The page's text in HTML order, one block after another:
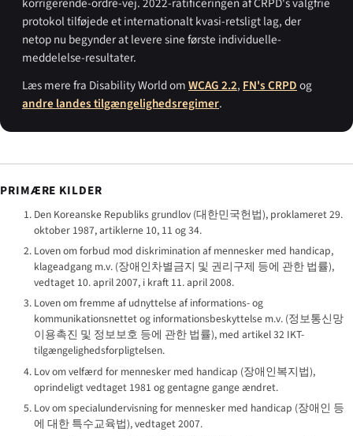
protokol tilføjede et internationalt kvasi-retsligt lag, der
netop nu begynder at levere sine første individuelle-
meddelelse-resultater.
Læs mere fra Disability World omWCAG 2.2, FN's CRPDog
andre landes tilgængeligheds­regimer.
PRIMÆRE KILDER
Den Koreanske Republiks grundlov (대한민국헌법), proklameret 29.
oktober 1987, artiklerne 10, 11 og 34.
Loven om forbud mod diskrimination af mennesker med handicap,
klageadgang m.v. (장애인차별금지 및 권리구제 등에 관한 법률),
vedtaget 10. april 2007, i kraft 11. april 2008.
Loven om fremme af udnyttelse af informations- og
kommunikationsnettet og informationsbeskyttelse m.v. (정보통신망
이용촉진 및 정보보호 등에 관한 법률), med artikel 32 IKT-
tilgængeligheds­forpligtelsen.
Lov om velfærd for mennesker med handicap (장애인복지법),
oprindeligt vedtaget 1981 og gentagne gange ændret.
Lov om specialundervisning for mennesker med handicap (장애인 등
에 대한 특수교육법), vedtaget 2007.